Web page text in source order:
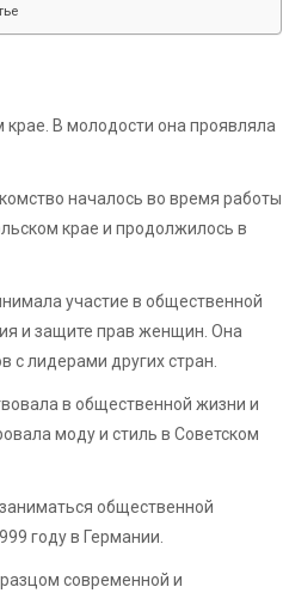
крае. В молодости она проявляла
началось во время работы
крае и продолжилось в
участие в общественной
и защите прав женщин. Она
с лидерами других стран.
в общественной жизни и
моду и стиль в Советском
общественной
году в Германии.
современной и